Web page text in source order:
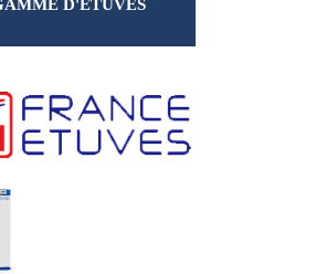
D'ÉTUVES